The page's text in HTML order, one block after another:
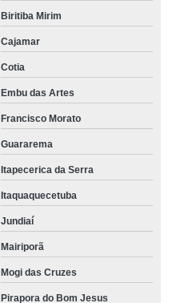
Biritiba Mirim
Cajamar
Cotia
Embu das Artes
Francisco Morato
Guararema
Itapecerica da Serra
Itaquaquecetuba
Jundiaí
Mairiporã
Mogi das Cruzes
Pirapora do Bom Jesus